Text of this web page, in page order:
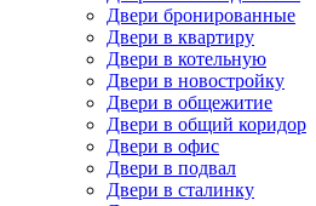
Двери бронированные
Двери в квартиру
Двери в котельную
Двери в новостройку
Двери в общежитие
Двери в общий коридор
Двери в офис
Двери в подвал
Двери в сталинку